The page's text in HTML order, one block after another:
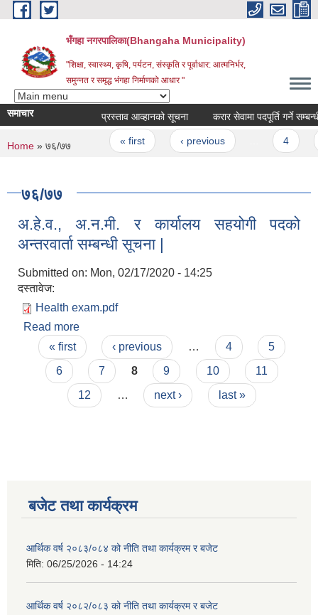
Skip to main content
भँगहा नगरपालिका(Bhangaha Municipality)
"शिक्षा, स्वास्थ्य, कृषि, पर्यटन, संस्कृति र पूर्वाधार: आत्मनिर्भर,
समुन्नत र समृद्ध भंगहा निर्माणको आधार "
समाचार प्रस्ताव आव्हानको सूचना करार सेवामा पदपूर्ति गर्ने
Pages
« first ‹ previous
You are here
Home » ७६/७७
७६/७७
अ.हे.व., अ.न.मी. र कार्यालय सहयोगी पदको
अन्तरवार्ता सम्बन्धी सूचना |
Submitted on: Mon, 02/17/2020 - 14:25
दस्तावेज:
Health exam.pdf
Read more
अन्तरवार्ता सम्बन्धी सूचना |
Pages
« first ‹ previous … 4
5
6
7 8 9 10
11
12
… next › last »
बजेट तथा कार्यक्रम
आर्थिक वर्ष २०८३/०८४ को नीति तथा कार्यक्रम र बजेट
मिति: 06/25/2026 - 14:24
आर्थिक वर्ष २०८२/०८३ को नीति तथा कार्यक्रम र बजेट